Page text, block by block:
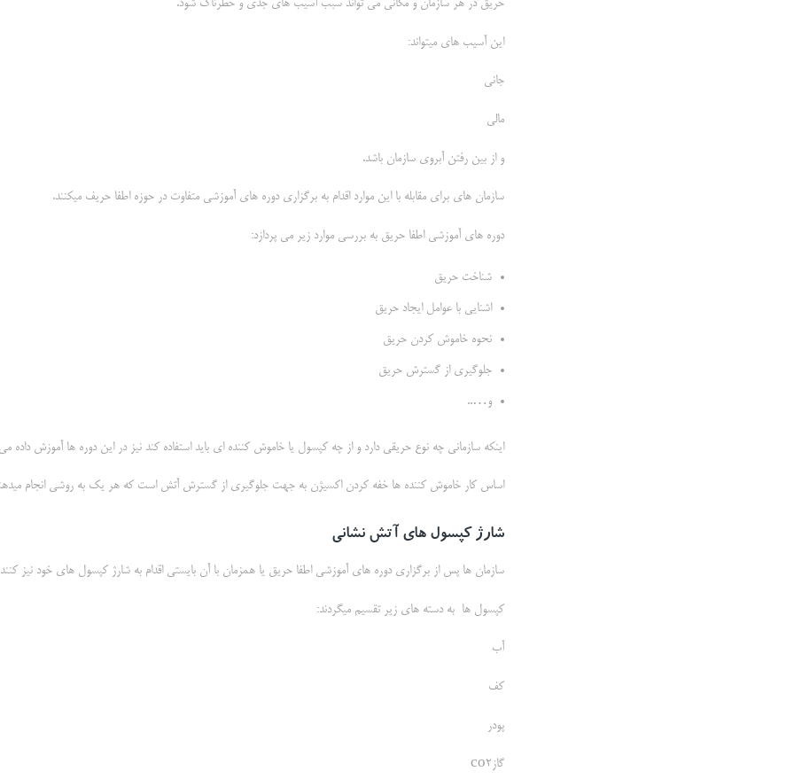
حریق در هر سازمان و مکانی می تواند سبب آسیب های جدی و خطرناک شود.
این آسیب های میتواند:
جانی
مالی
و از بین رفتن آبروی سازمان باشد.
سازمان های برای مقابله با این موارد اقدام به برگزاری دوره های آموزشی متفاوت در حوزه اطفا حریف میکنند.
دوره های آموزشی اطفا حریق به بررسی موارد زیر می پردازد:
شناخت حریق
اشنایی با عوامل ایجاد حریق
نحوه خاموش کردن حریق
جلوگیری از گسترش حریق
و…..
اینکه سازمانی چه نوع حریقی دارد و از چه کپسول یا خاموش کننده ای باید استفاده کند نیز در این دوره ها آموزش داده
اساس کار خاموش کننده ها خفه کردن اکسیژن به جهت جلوگیری از گسترش آتش است که هر یک به روشی انجام
شارژ کپسول های آتش نشانی
سازمان ها پس از برگزاری دوره های آموزشی اطفا حریق یا همزمان با آن بایستی اقدام به شارژ کپسول های خود نیز
کپسول ها به دسته های زیر تقسیم میگردند:
آب
کف
پودر
گازco2